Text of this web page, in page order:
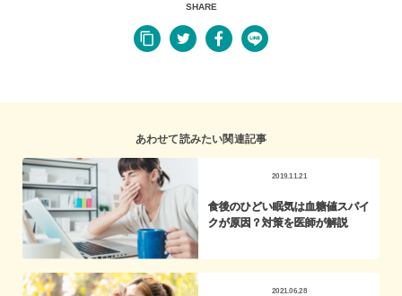
SHARE
あわせて読みたい関連記事
2019.11.21
食後のひどい眠気は血糖値スパイ
クが原因？対策を医師が解説
2021.06.28